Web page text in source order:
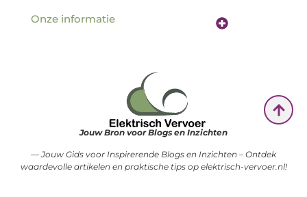
Jouw Bron voor Blogs en Inzichten
— Jouw Gids voor Inspirerende Blogs en Inzichten – Ontdek
waardevolle artikelen en praktische tips op elektrisch-vervoer.nl!
Onze informatie